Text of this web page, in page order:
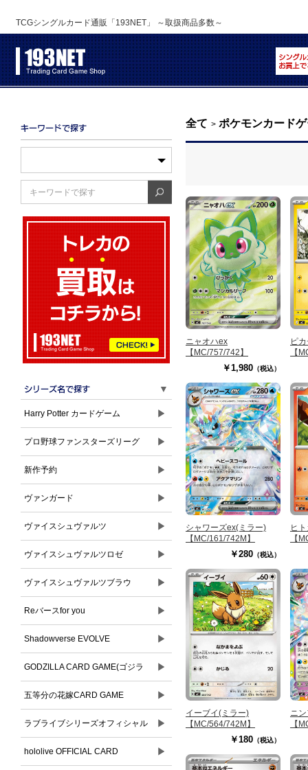
TCGシングルカード通販「193NET」 ～取扱商品多数～
▼
Harry Potter カードゲーム ▶
プロ野球ファンスターズリーグ ▶
新作予約 ▶
ヴァンガード ▶
ヴァイスシュヴァルツ ▶
ヴァイスシュヴァルツロゼ ▶
ヴァイスシュヴァルツブラウ ▶
Reバースfor you ▶
Shadowverse EVOLVE ▶
GODZILLA CARD GAME(ゴジラ
カードゲーム)
▶
五等分の花嫁CARD GAME ▶
ラブライブシリーズオフィシャル
カードゲーム
▶
hololive OFFICIAL CARD ▶
全て > ポケモンカード
ニャオハex
【MC/757/742】
￥1,980 （税込）
ピ
【
シャワーズex(ミラー)
【MC/161/742M】
￥280 （税込）
ヒ
【
イーブイ(ミラー)
【MC/564/742M】
￥180 （税込）
ニ
【